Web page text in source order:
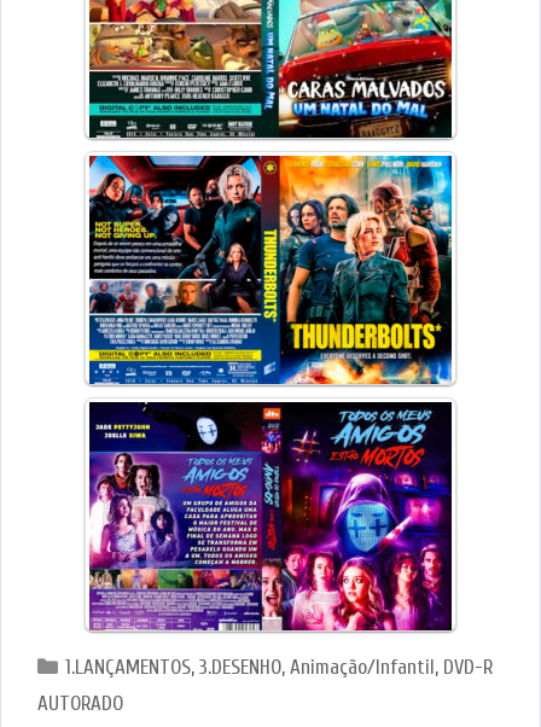
Categorias
1.LANÇAMENTOS,3.DESENHO,Animação/Infantil, DVD-R
AUTORADO